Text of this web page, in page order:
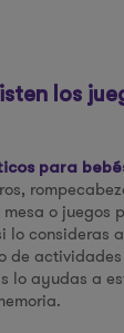
los
para
o juegos
lo consideras
de
lo ayudas a